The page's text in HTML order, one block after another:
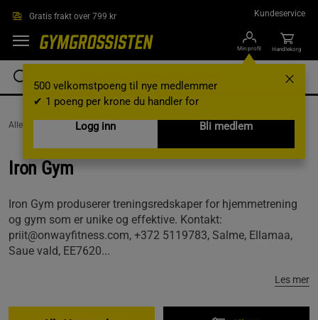
Gratis frakt over 799 kr Kundeservice
Min profil
500 velkomstpoeng til nye medlemmer
✔ 1 poeng per krone du handler for
Logg inn
Bli medlem
Handlekorg
AlleVaremerker / Iron Gym
Iron Gym
Iron Gym produserer treningsredskaper for hjemmetrening
og gym som er unike og effektive. Kontakt:
priit@onwayfitness.com, +372 5119783, Salme, Ellamaa,
Saue vald, EE7620...
Les mer